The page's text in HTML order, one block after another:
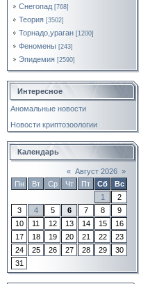
Снегопад [768]
Теория [3502]
Торнадо,ураган [1200]
Феномены [243]
Эпидемия [2590]
Интересное
Аномальные новости
Новости криптозоологии
Календарь
« Август 2026 »
Пн
Вт Ср Чт Пт Сб
Вс
1
2
3
4 5 6 7 8
9
10
11 12 13 14 15
16
17
18 19 20 21 22
23
24
25 26 27 28 29
30
31